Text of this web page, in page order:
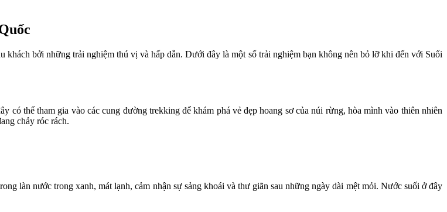
bởi những trải nghiệm thú vị và hấp dẫn. Dưới đây là một số trải nghiệm bạn không nên bỏ lỡ khi đến với Suối
có thể tham gia vào các cung đường trekking để khám phá vẻ đẹp hoang sơ của núi rừng, hòa mình vào thiên nhiên
chảy róc rách.
làn nước trong xanh, mát lạnh, cảm nhận sự sảng khoái và thư giãn sau những ngày dài mệt mỏi. Nước suối ở đây